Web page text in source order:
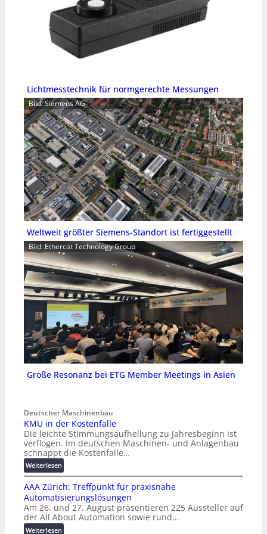
Lichtmesstechnik für normgerechte Messungen
Bild: Siemens AG
Weltweit größter Siemens-Standort ist fertiggestellt
Bild: Ethercat Technology Group
Große Resonanz bei ETG Member Meetings in Asien
Deutscher Maschinenbau
KMU in der Kostenfalle
Die leichte Stimmungsaufhellung zu Jahresbeginn ist
verflogen. Im deutschen Maschinen- und Anlagenbau
schnappt die Kostenfalle…
Weiterlesen:
K
M
U
i
n
d
AAA Zürich: Treffpunkt für praxisnahe
Automatisierungslösungen
Am 26. und 27. August präsentieren 225 Aussteller auf
der All About Automation sowie rund…
Weiterlesen: